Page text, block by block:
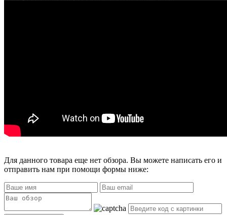
Для данного товара еще нет обзора. Вы можете написать его и
отправить нам при помощи формы ниже: